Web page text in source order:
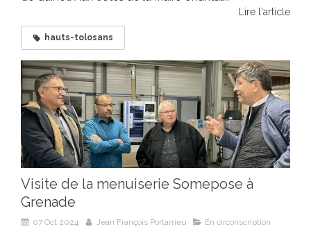
Lire l'article
hauts-tolosans
Visite de la menuiserie Somepose à
Grenade
07 Oct 2024 Jean François Portarrieu En circonscription